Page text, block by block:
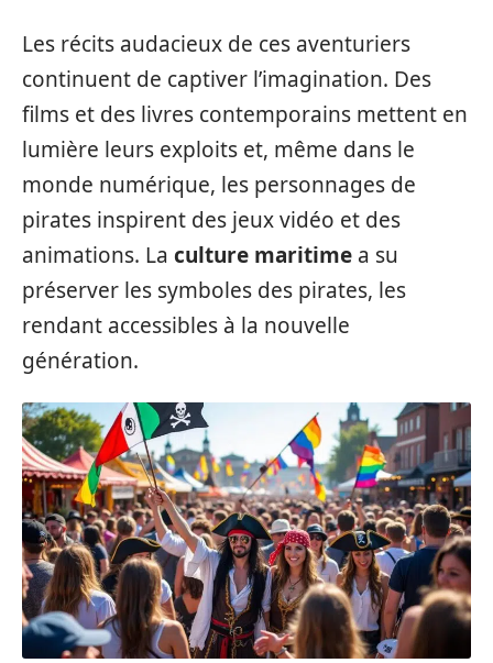
Les récits audacieux de ces aventuriers
continuent de captiver l’imagination. Des
films et des livres contemporains mettent en
lumière leurs exploits et, même dans le
monde numérique, les personnages de
pirates inspirent des jeux vidéo et des
animations. La culture maritime a su
préserver les symboles des pirates, les
rendant accessibles à la nouvelle
génération.